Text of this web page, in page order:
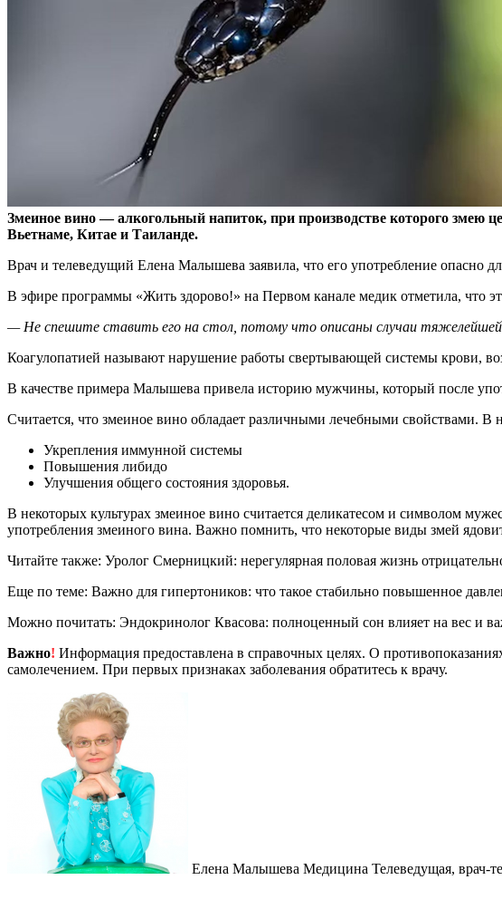
Змеиное вино — алкогольный напиток, при производстве которого змею
Вьетнаме, Китае и Таиланде.
Врач и телеведущий Елена Малышева заявила, что его употребление опасно
В эфире программы «Жить здорово!» на Первом канале медик отметила, что
— Не спешите ставить его на стол, потому что описаны случаи тяжелейшей
Коагулопатией называют нарушение работы свертывающей системы крови,
В качестве примера Малышева привела историю мужчины, который после
Считается, что змеиное вино обладает различными лечебными свойствами. В
Укрепления иммунной системы
Повышения либидо
Улучшения общего состояния здоровья.
В некоторых культурах змеиное вино считается деликатесом и символом
употребления змеиного вина. Важно помнить, что некоторые виды змей
Читайте также: Уролог Смерницкий: нерегулярная половая жизнь
Еще по теме: Важно для гипертоников: что такое стабильно повышенное
Можно почитать: Эндокринолог Квасова: полноценный сон влияет на вес и
Важно! Информация предоставлена в справочных целях. О
самолечением. При первых признаках заболевания обратитесь к врачу.
Елена Малышева Медицина Телеведущая, врач-